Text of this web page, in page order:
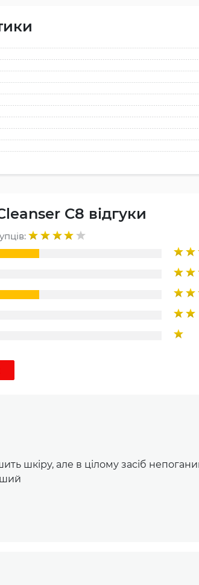
C8 відгуки
шкіру, але в цілому засіб